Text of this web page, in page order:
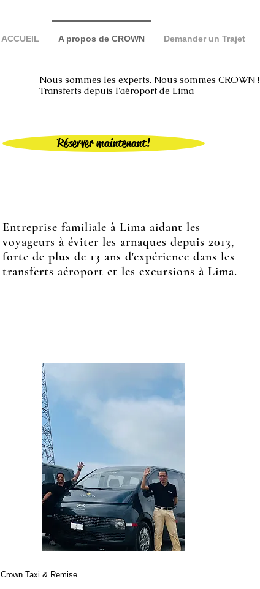
ACCUEIL A propos de CROWN Demander un Trajet
Nous sommes les experts. Nous sommes CROWN !
Transferts depuis l'aéroport de Lima
Réserver maintenant!
Entreprise familiale à Lima aidant les
voyageurs à éviter les arnaques depuis 2013,
forte de plus de 13 ans d'expérience dans les
transferts aéroport et les excursions à Lima.
Crown Taxi & Remise